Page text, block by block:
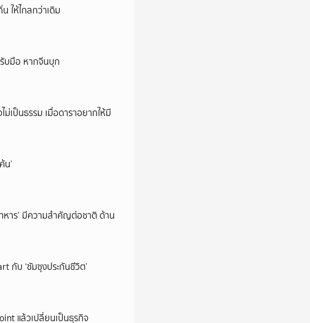
ให้ไกลกว่าเดิม
รับมือ หากจีนบุก
ม่เป็นธรรม เมื่อดาราอยากให้มี
น’
หาร’ มีความสำคัญต่อชาติ ด้าน
กับ ‘ซัมซุงประกันชีวิต’
แล้วเปลี่ยนเป็นธุรกิจ